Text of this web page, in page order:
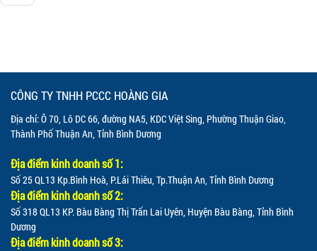
CÔNG TY TNHH PCCC HOÀNG GIA
Địa chỉ: Ô 70, Lô DC 66, đường NA5, KDC Việt Sing, Phường Thuận Giao,
Thành Phố Thuận An, Tỉnh Bình Dương
Địa điểm kinh doanh số 1:
Số 25 QL13 Kp.Bình Hoà, P.Lái Thiêu, Tp.Thuận An, Tỉnh Bình Dương
Địa điểm kinh doanh số 2:
Số 318 QL13 KP. Bàu Bàng Thị Trấn Lai Uyên, Huyện Bàu Bàng, Tỉnh Bình
Dương
Địa điểm kinh doanh số 3: